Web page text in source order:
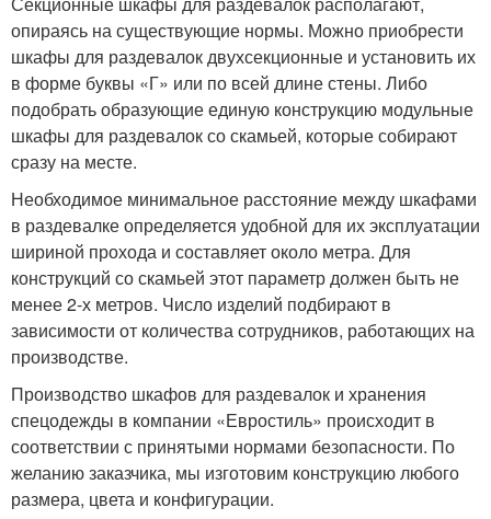
опираясь на существующие нормы. Можно приобрести
шкафы для раздевалок двухсекционные и установить их
в форме буквы «Г» или по всей длине стены. Либо
подобрать образующие единую конструкцию модульные
шкафы для раздевалок со скамьей, которые собирают
сразу на месте.
Необходимое минимальное расстояние между шкафами
в раздевалке определяется удобной для их эксплуатации
шириной прохода и составляет около метра. Для
конструкций со скамьей этот параметр должен быть не
менее 2-х метров. Число изделий подбирают в
зависимости от количества сотрудников, работающих на
производстве.
Производство шкафов для раздевалок и хранения
спецодежды в компании «Евростиль» происходит в
соответствии с принятыми нормами безопасности. По
желанию заказчика, мы изготовим конструкцию любого
размера, цвета и конфигурации.